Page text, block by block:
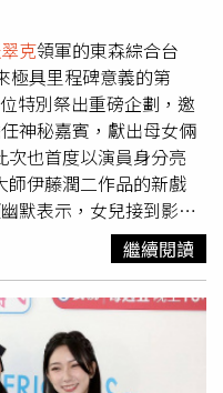
Sandy敢一個人扛下金
作是自己絕對不敢。談
那是自己此生第一次直
侃：「所以妳當初是不
：「沒有到那麼沒禮貌
是去幫忙就答應了，隨
《小明星大跟班》收攤
哈大笑：「妳真的完全
當初沒想到代班會引來
部分網路酸民罵爆。最荒
竟然「半夜親自上陣跟
吵贏嗎？」Sandy無奈
場大笑。小S也分享自
門蒐集她所有新聞的助
克領軍的東森綜合台
極具里程碑意義的第
特別祭出重磅企劃，邀
神秘嘉賓，獻出母女倆
也首度以演員身分亮
師伊藤潤二作品的新戲
默表示，女兒接到影集
本，小S更笑稱：「如
都是媽媽的功勞！」當
方承認喜歡「有健身的
檔
派翠克，笑說：「那
叔叔也很愛健身！」小S
Elly 有沒有覺得她很
繼續閱讀